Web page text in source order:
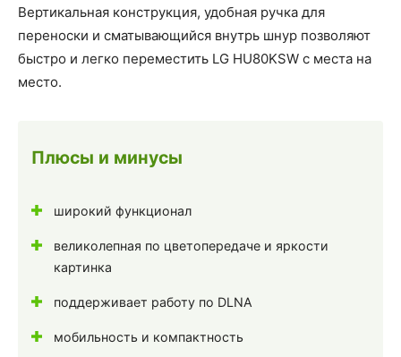
Вертикальная конструкция, удобная ручка для
переноски и сматывающийся внутрь шнур позволяют
быстро и легко переместить LG HU80KSW с места на
место.
Плюсы и минусы
широкий функционал
великолепная по цветопередаче и яркости
картинка
поддерживает работу по DLNA
мобильность и компактность